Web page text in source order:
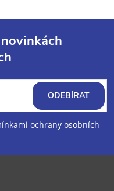
ochrany osobních
ODEBÍRAT